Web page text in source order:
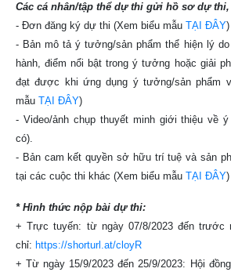
Các cá nhân/tập thể dự thi gửi hồ sơ dự
- Đơn đăng ký dự thi (Xem biểu mẫu TẠI ĐÂY)
- Bản mô tả ý tưởng/sản phẩm thể hiện lý
hành, điểm nổi bật trong ý tưởng hoặc giải
đạt được khi ứng dụng ý tưởng/sản phẩm
mẫu TẠI ĐÂY)
- Video/ảnh chụp thuyết minh giới thiệu về
có).
- Bản cam kết quyền sở hữu trí tuệ và sản
tại các cuộc thi khác (Xem biểu mẫu TẠI ĐÂY)
* Hình thức nộp bài dự thi:
+ Trực tuyến: từ ngày 07/8/2023 đến trước
chỉ: https://shorturl.at/cloyR
+ Từ ngày 15/9/2023 đến 25/9/2023: Hội